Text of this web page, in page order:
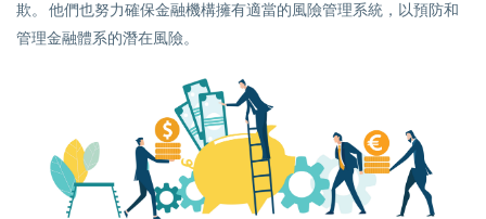
欺。 他們也努力確保金融機構擁有適當的風險管理系統，以預防和
管理金融體系的潛在風險。